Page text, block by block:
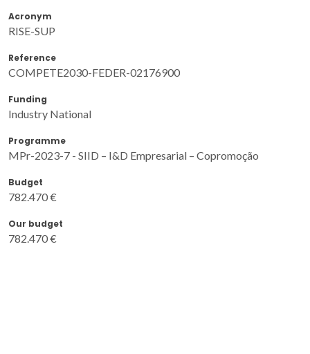
Acronym
RISE-SUP
Reference
COMPETE2030-FEDER-02176900
Funding
Industry National
Programme
MPr-2023-7 - SIID – I&D Empresarial – Copromoção
Budget
782.470 €
Our budget
782.470 €